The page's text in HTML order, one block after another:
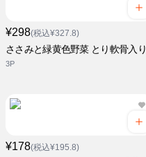
¥298(税込¥327.8)
ささみと緑黄色野菜 とり軟骨入り
3P
¥178(税込¥195.8)